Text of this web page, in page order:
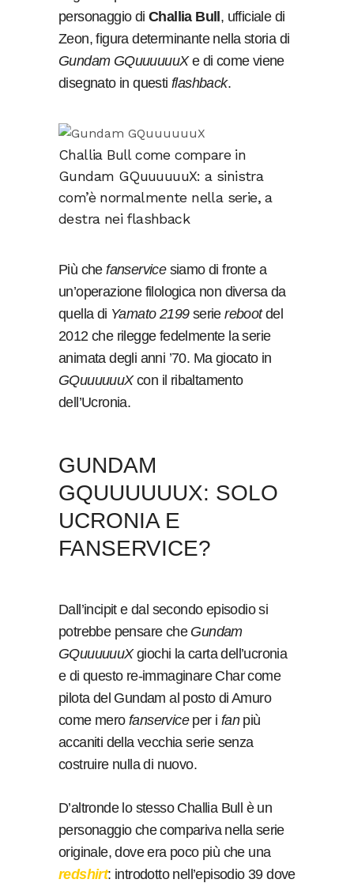
personaggio diChallia Bull , ufficiale di
Zeon, figura determinante nella storia di
Gundam GQuuuuuuX e di come viene
disegnato in questi flashback.
Challia Bull come compare in
Gundam GQuuuuuuX: a sinistra
com’è normalmente nella serie, a
destra nei flashback
Più chefanservicesiamo di fronte a
un’operazione filologica non diversa da
quella di Yamato 2199serierebootdel
2012 che rilegge fedelmente la serie
animata degli anni ’70. Ma giocato in
GQuuuuuuX con il ribaltamento
dell’Ucronia.
GUNDAM
GQUUUUUUX: SOLO
UCRONIA E
FANSERVICE?
Dall’incipit e dal secondo episodio si
potrebbe pensare che Gundam
GQuuuuuuXgiochi la carta dell’ucronia
e di questo re-immaginare Char come
pilota del Gundam al posto di Amuro
come merofanserviceper i fan più
accaniti della vecchia serie senza
costruire nulla di nuovo.
D’altronde lo stesso Challia Bull è un
personaggio che compariva nella serie
originale, dove era poco più che una
redshirt: introdotto nell’episodio 39 dove